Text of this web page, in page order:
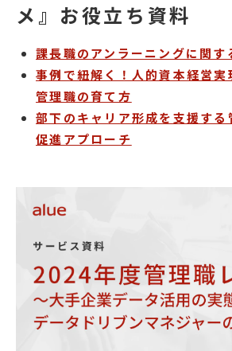
メ』お役立ち資料
課長職のアンラーニングに関す
事例で紐解く！人的資本経営実
管理職の育て方
部下のキャリア形成を支援する
促進アプローチ